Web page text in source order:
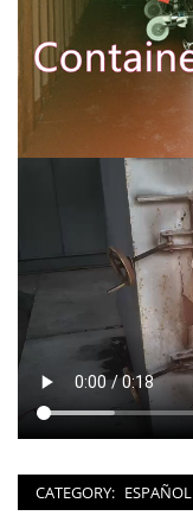
CATEGORY: ESPAÑOL